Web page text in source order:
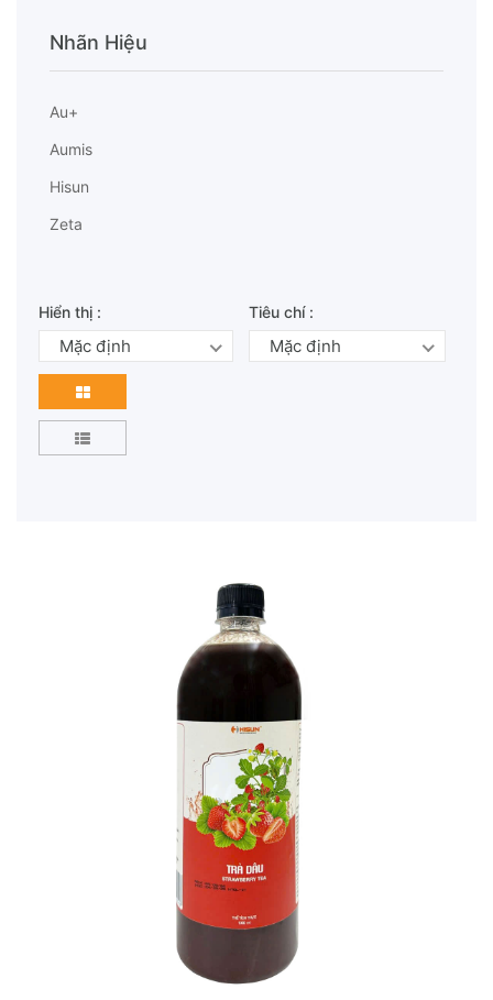
Nhãn Hiệu
Au+
Aumis
Hisun
Zeta
Hiển thị :
Mặc định
Tiêu chí :
Mặc định